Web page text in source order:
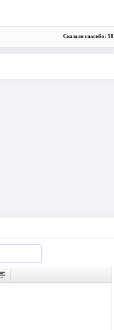
Сказали спасибо: 58